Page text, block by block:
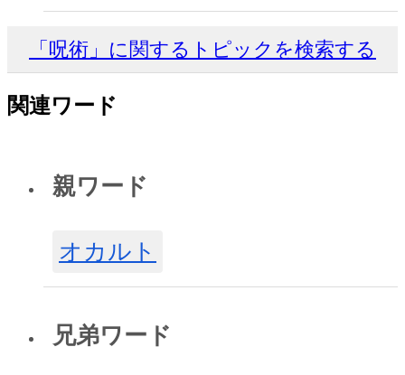
「呪術」に関するトピックを検索する
関連ワード
親ワード
オカルト
兄弟ワード